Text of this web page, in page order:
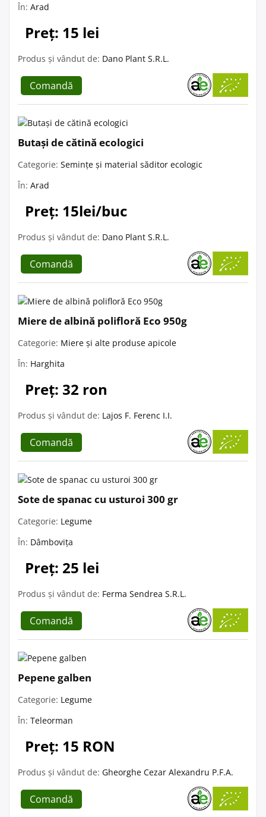
În: Arad
Preț: 15 lei
Produs și vândut de: Dano Plant S.R.L.
Comandă
Butași de cătină ecologici
Categorie: Semințe și material săditor ecologic
În: Arad
Preț: 15lei/buc
Produs și vândut de: Dano Plant S.R.L.
Comandă
Miere de albină polifloră Eco 950g
Categorie: Miere și alte produse apicole
În: Harghita
Preț: 32 ron
Produs și vândut de: Lajos F. Ferenc I.I.
Comandă
Sote de spanac cu usturoi 300 gr
Categorie: Legume
În: Dâmbovița
Preț: 25 lei
Produs și vândut de: Ferma Sendrea S.R.L.
Comandă
Pepene galben
Categorie: Legume
În: Teleorman
Preț: 15 RON
Produs și vândut de: Gheorghe Cezar Alexandru P.F.A.
Comandă